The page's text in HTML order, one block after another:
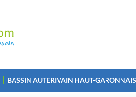
BASSIN AUTERIVAIN HAUT-GARONNAIS